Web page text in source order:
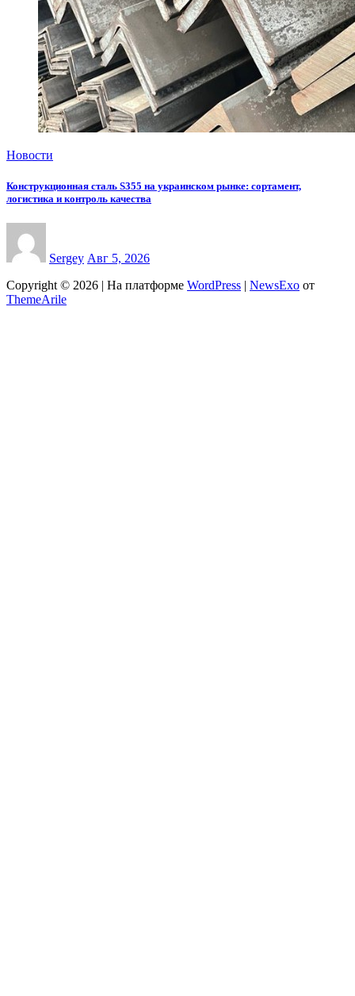
Новости
Конструкционная сталь S355 на украинском рынке: сортамент,
логистика и контроль качества
Sergey Авг 5, 2026
Copyright © 2026 | На платформе WordPress | NewsExo от
ThemeArile